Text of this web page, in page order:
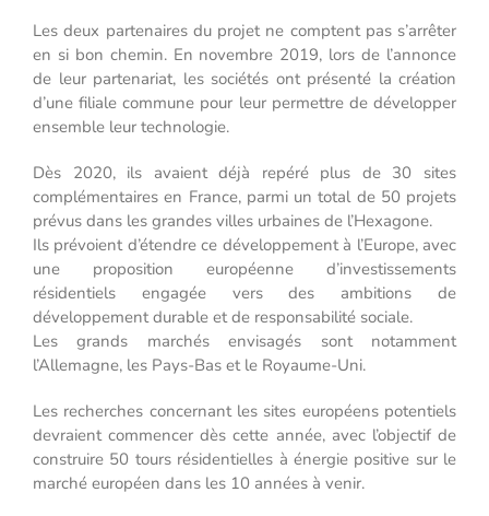
Les deux partenaires du projet ne comptent pas s’arrêter
en si bon chemin. En novembre 2019, lors de l’annonce
de leur partenariat, les sociétés ont présenté la création
d’une filiale commune pour leur permettre de développer
ensemble leur technologie.
Dès 2020, ils avaient déjà repéré plus de 30 sites
complémentaires en France, parmi un total de 50 projets
prévus dans les grandes villes urbaines de l’Hexagone.
Ils prévoient d’étendre ce développement à l’Europe, avec
une proposition européenne d’investissements
résidentiels engagée vers des ambitions de
développement durable et de responsabilité sociale.
Les grands marchés envisagés sont notamment
l’Allemagne, les Pays-Bas et le Royaume-Uni.
Les recherches concernant les sites européens potentiels
devraient commencer dès cette année, avec l’objectif de
construire 50 tours résidentielles à énergie positive sur le
marché européen dans les 10 années à venir.